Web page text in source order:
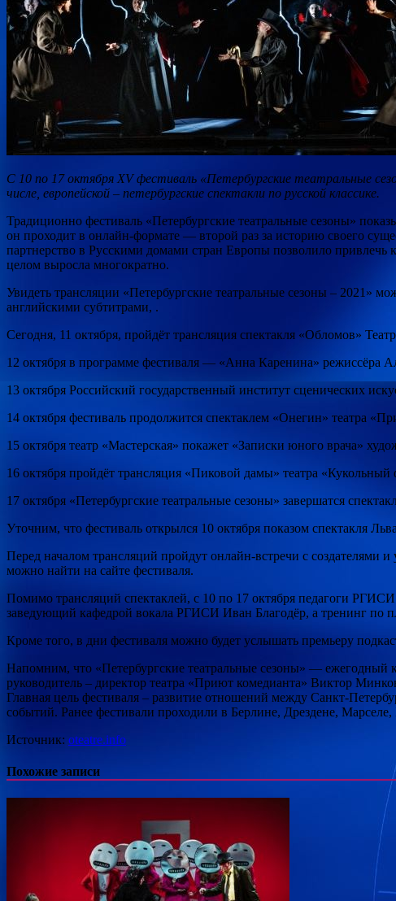
С 10 по 17 октября XV фестиваль «Петербургские театральные
числе, европейской – петербургские спектакли по русской классике.
Традиционно фестиваль «Петербургские театральные сезоны»
он проходит в онлайн-формате — второй раз за историю своего
партнерство в Русскими домами стран Европы позволило привлечь
целом выросла многократно.
Увидеть трансляции «Петербургские театральные сезоны – 2021»
английскими субтитрами, .
Сегодня, 11 октября, пройдёт трансляция спектакля «Обломов»
12 октября в программе фестиваля — «Анна Каренина» режиссёра
13 октября Российский государственный институт сценических
14 октября фестиваль продолжится спектаклем «Онегин» театра
15 октября театр «Мастерская» покажет «Записки юного врача»
16 октября пройдёт трансляция «Пиковой дамы» театра
17 октября «Петербургские театральные сезоны» завершатся
Уточним, что фестиваль открылся 10 октября показом спектакля
Перед началом трансляций пройдут онлайн-встречи с
можно найти на сайте фестиваля.
Помимо трансляций спектаклей, с 10 по 17 октября педагоги
заведующий кафедрой вокала РГИСИ Иван Благодёр, а тренинг по
Кроме того, в дни фестиваля можно будет услышать премьеру
Напомним, что «Петербургские театральные сезоны» — ежегодный
руководитель – директор театра «Приют комедианта» Виктор
Главная цель фестиваля – развитие отношений между Санкт-
событий. Ранее фестивали проходили в Берлине, Дрездене,
Источник: oteatre.info
Похожие записи